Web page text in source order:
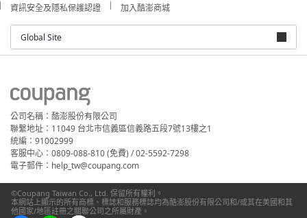
資訊安全及隱私保護認證
加入酷澎商城
Global Site
公司名稱：酷澎股份有限公司
聯繫地址：11049 台北市信義區信義路五段7號13樓之1
統編：91002999
客服中心：0809-088-810 (免費) / 02-5592-7298
電子郵件：help_tw@coupang.com
©Coupang Taiwan Co., Ltd. 保留所有權利。
本網站上顯示的所有商標、標誌和服務標誌均為酷澎股份有限公司和/或其在美國和其
他國家/地區註冊之關聯公司之所屬財產。